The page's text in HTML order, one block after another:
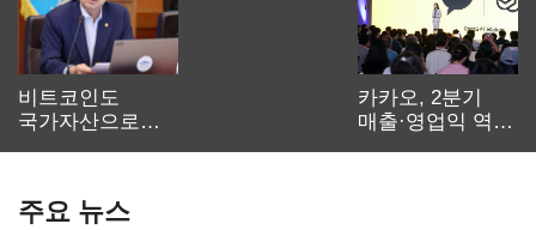
비트코인도
국가자산으로…'
카카오, 2분기
매출·영업익 역대
주요 뉴스